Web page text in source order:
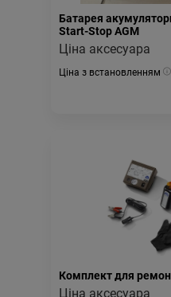
Батарея
Start-Stop AGM
Ціна аксесуара
Ціна з встановленням
Комплект для
Ціна аксесуара